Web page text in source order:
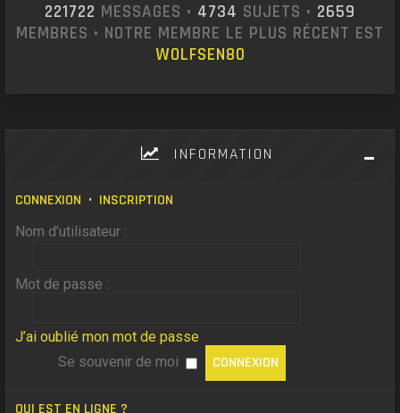
221722 MESSAGES • 4734 SUJETS • 2659
MEMBRES • NOTRE MEMBRE LE PLUS RÉCENT EST
WOLFSEN80
INFORMATION
CONNEXION • INSCRIPTION
Nom d’utilisateur :
Mot de passe :
J’ai oublié mon mot de passe
Se souvenir de moi
QUI EST EN LIGNE ?